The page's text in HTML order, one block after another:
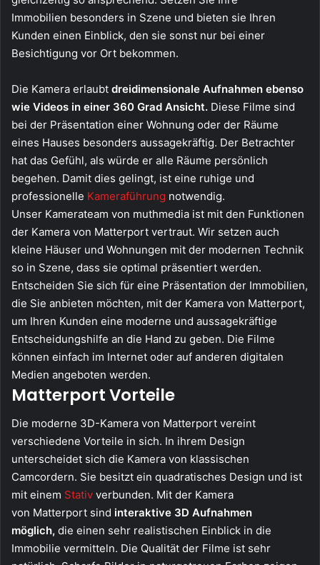
Immobilien besonders in Szene und bieten sie Ihren
Kunden einen Einblick, den sie sonst nur bei einer
Besichtigung vor Ort bekommen.
Die Kamera erlaubt dreidimensionale Aufnahmen ebenso
wie Videos in einer 360 Grad Ansicht. Diese Filme sind
bei der Präsentation einer Wohnung oder der Räume
eines Hauses besonders aussagekräftig. Der Betrachter
hat das Gefühl, als würde er alle Räume persönlich
begehen. Damit dies gelingt, ist eine ruhige und
professionelle Kameraführung notwendig.
Unser Kamerateam von muthmedia ist mit den Funktionen
der Kamera von Matterport vertraut. Wir setzen auch
kleine Häuser und Wohnungen mit der modernen Technik
so in Szene, dass sie optimal präsentiert werden.
Entscheiden Sie sich für eine Präsentation der Immobilien,
die Sie anbieten möchten, mit der Kamera von Matterport,
um Ihren Kunden eine moderne und aussagekräftige
Entscheidungshilfe an die Hand zu geben. Die Filme
können einfach im Internet oder auf anderen digitalen
Medien angeboten werden.
Matterport Vorteile
Die moderne 3D-Kamera von Matterport vereint
verschiedene Vorteile in sich. In ihrem Design
unterscheidet sich die Kamera von klassischen
Camcordern. Sie besitzt ein quadratisches Design und ist
mit einem Stativ verbunden. Mit der Kamera
von Matterport sind interaktive 3D Aufnahmen
möglich, die einen sehr realistischen Einblick in die
Immobilie vermitteln. Die Qualität der Filme ist sehr